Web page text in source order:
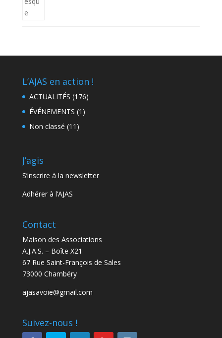
L’AJAS en action !
ACTUALITÉS (176)
ÉVÉNEMENTS (1)
Non classé (11)
J’agis
S’inscrire à la newsletter
Adhérer à l’AJAS
Contact
Maison des Associations
A.J.A.S. – Boîte X21
67 Rue Saint-François de Sales
73000 Chambéry
ajasavoie@gmail.com
Suivez-nous !